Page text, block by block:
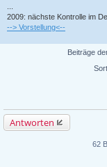
2009: nächste Kontrolle im
--> Vorstellung<--
Beiträge
Antworten
62